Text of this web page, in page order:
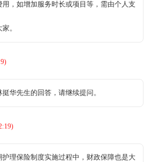
用，如增加服务时长或项目等，需由个人支
。
)
先生的回答，请继续提问。
)
保险制度实施过程中，财政保障也是大